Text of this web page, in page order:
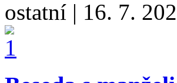
ostatní | 16. 7.